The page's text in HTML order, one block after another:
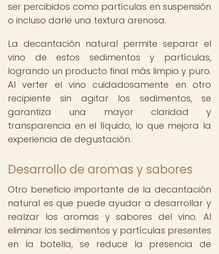
ser percibidos como partículas en suspensión
o incluso darle una textura arenosa.
La decantación natural permite separar el
vino de estos sedimentos y partículas,
logrando un producto final más limpio y puro.
Al verter el vino cuidadosamente en otro
recipiente sin agitar los sedimentos, se
garantiza una mayor claridad y
transparencia en el líquido, lo que mejora la
experiencia de degustación.
Desarrollo de aromas y sabores
Otro beneficio importante de la decantación
natural es que puede ayudar a desarrollar y
realzar los aromas y sabores del vino. Al
eliminar los sedimentos y partículas presentes
en la botella, se reduce la presencia de